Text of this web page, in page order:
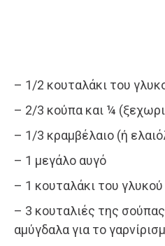
– 1/2 κουταλάκι του
– 2/3 κούπα και ¼
– 1/3 κραμβέλαιο (ή
– 1 μεγάλο αυγό
– 1 κουταλάκι του γλυκού
– 3 κουταλιές της
αμύγδαλα για το